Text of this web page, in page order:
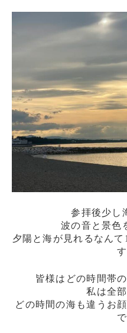
参拝後少し
波の音と景色
夕陽と海が見れるなん
皆様はどの時間帯
私は全
どの時間の海も違うお